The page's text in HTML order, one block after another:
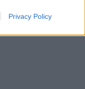
Privacy Policy